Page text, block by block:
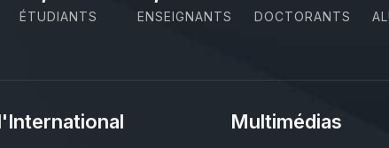
ÉTUDIANTS ENSEIGNANTS DOCTORANTS
Multimédias